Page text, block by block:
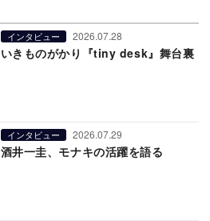
インタビュー 2026.07.28
いきものがかり『tiny desk』舞台裏
インタビュー 2026.07.29
酒井一圭、モナキの活躍を語る